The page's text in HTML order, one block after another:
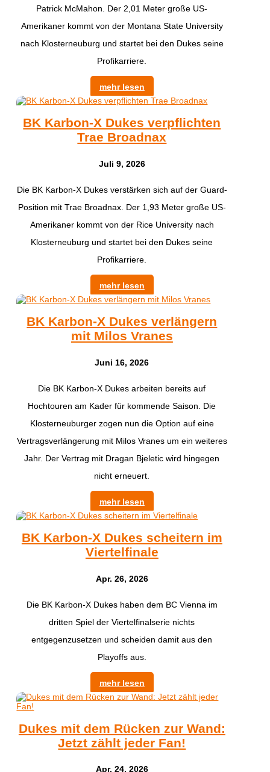
Patrick McMahon. Der 2,01 Meter große US-
Amerikaner kommt von der Montana State University
nach Klosterneuburg und startet bei den Dukes seine
Profikarriere.
mehr lesen
BK Karbon-X Dukes verpflichten
Trae Broadnax
Juli 9, 2026
Die BK Karbon-X Dukes verstärken sich auf der Guard-
Position mit Trae Broadnax. Der 1,93 Meter große US-
Amerikaner kommt von der Rice University nach
Klosterneuburg und startet bei den Dukes seine
Profikarriere.
mehr lesen
BK Karbon-X Dukes verlängern
mit Milos Vranes
Juni 16, 2026
Die BK Karbon-X Dukes arbeiten bereits auf
Hochtouren am Kader für kommende Saison. Die
Klosterneuburger zogen nun die Option auf eine
Vertragsverlängerung mit Milos Vranes um ein weiteres
Jahr. Der Vertrag mit Dragan Bjeletic wird hingegen
nicht erneuert.
mehr lesen
BK Karbon-X Dukes scheitern im
Viertelfinale
Apr. 26, 2026
Die BK Karbon-X Dukes haben dem BC Vienna im
dritten Spiel der Viertelfinalserie nichts
entgegenzusetzen und scheiden damit aus den
Playoffs aus.
mehr lesen
Dukes mit dem Rücken zur Wand:
Jetzt zählt jeder Fan!
Apr. 24, 2026